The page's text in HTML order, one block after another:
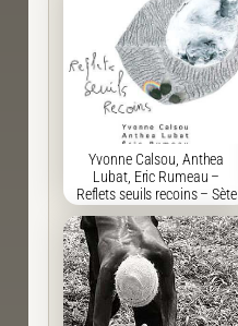
Yvonne Calsou, Anthea
Lubat, Eric Rumeau –
Reflets seuils recoins – Sète